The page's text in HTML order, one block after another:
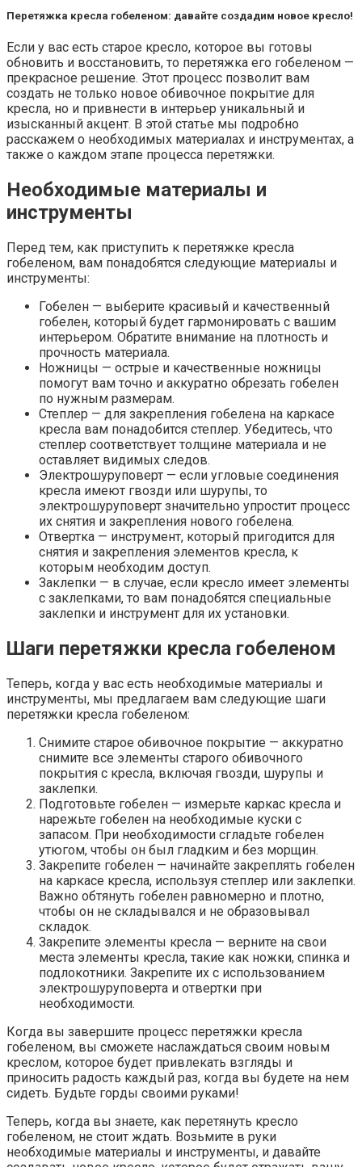
Перетяжка кресла гобеленом: давайте создадим новое кресло!
Если у вас есть старое кресло, которое вы готовы
обновить и восстановить, то перетяжка его гобеленом —
прекрасное решение. Этот процесс позволит вам
создать не только новое обивочное покрытие для
кресла, но и привнести в интерьер уникальный и
изысканный акцент. В этой статье мы подробно
расскажем о необходимых материалах и инструментах, а
также о каждом этапе процесса перетяжки.
Необходимые материалы и
инструменты
Перед тем, как приступить к перетяжке кресла
гобеленом, вам понадобятся следующие материалы и
инструменты:
Гобелен — выберите красивый и качественный
гобелен, который будет гармонировать с вашим
интерьером. Обратите внимание на плотность и
прочность материала.
Ножницы — острые и качественные ножницы
помогут вам точно и аккуратно обрезать гобелен
по нужным размерам.
Степлер — для закрепления гобелена на каркасе
кресла вам понадобится степлер. Убедитесь, что
степлер соответствует толщине материала и не
оставляет видимых следов.
Электрошуруповерт — если угловые соединения
кресла имеют гвозди или шурупы, то
электрошуруповерт значительно упростит процесс
их снятия и закрепления нового гобелена.
Отвертка — инструмент, который пригодится для
снятия и закрепления элементов кресла, к
которым необходим доступ.
Заклепки — в случае, если кресло имеет элементы
с заклепками, то вам понадобятся специальные
заклепки и инструмент для их установки.
Шаги перетяжки кресла гобеленом
Теперь, когда у вас есть необходимые материалы и
инструменты, мы предлагаем вам следующие шаги
перетяжки кресла гобеленом:
Снимите старое обивочное покрытие — аккуратно
снимите все элементы старого обивочного
покрытия с кресла, включая гвозди, шурупы и
заклепки.
Подготовьте гобелен — измерьте каркас кресла и
нарежьте гобелен на необходимые куски с
запасом. При необходимости сгладьте гобелен
утюгом, чтобы он был гладким и без морщин.
Закрепите гобелен — начинайте закреплять гобелен
на каркасе кресла, используя степлер или заклепки.
Важно обтянуть гобелен равномерно и плотно,
чтобы он не складывался и не образовывал
складок.
Закрепите элементы кресла — верните на свои
места элементы кресла, такие как ножки, спинка и
подлокотники. Закрепите их с использованием
электрошуруповерта и отвертки при
необходимости.
Когда вы завершите процесс перетяжки кресла
гобеленом, вы сможете наслаждаться своим новым
креслом, которое будет привлекать взгляды и
приносить радость каждый раз, когда вы будете на нем
сидеть. Будьте горды своими руками!
Теперь, когда вы знаете, как перетянуть кресло
гобеленом, не стоит ждать. Возьмите в руки
необходимые материалы и инструменты, и давайте